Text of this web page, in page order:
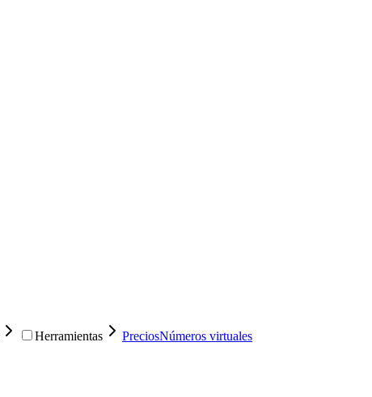
Herramientas PreciosNúmeros virtuales